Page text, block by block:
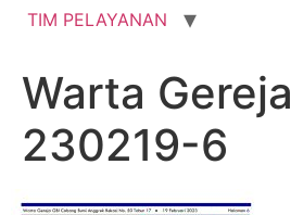
TIM PELAYANAN
Warta Gereja
230219-6